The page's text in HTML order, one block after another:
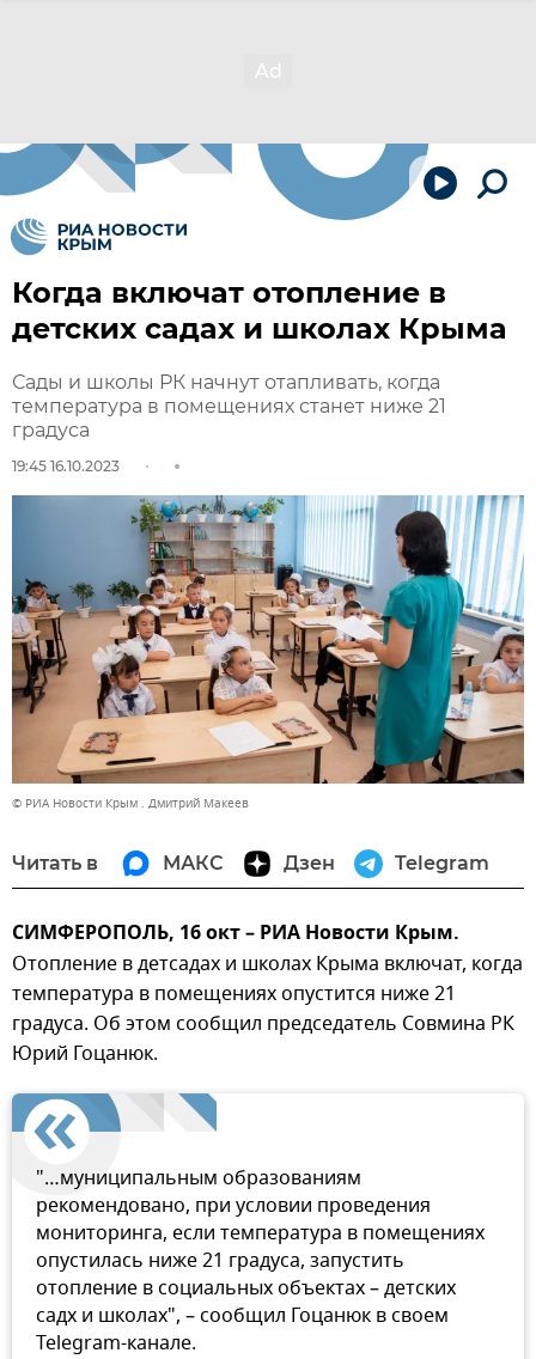
Когда включат отопление в
детских садах и школах Крыма
Сады и школы РК начнут отапливать, когда
температура в помещениях станет ниже 21
градуса
19:45 16.10.2023
© РИА Новости Крым . Дмитрий Макеев
Читать в МАКС Дзен Telegram
СИМФЕРОПОЛЬ, 16 окт – РИА Новости Крым.
Отопление в детсадах и школах Крыма включат, когда
температура в помещениях опустится ниже 21
градуса. Об этом сообщил председатель Совмина РК
Юрий Гоцанюк.
"…муниципальным образованиям
рекомендовано, при условии проведения
мониторинга, если температура в помещениях
опустилась ниже 21 градуса, запустить
отопление в социальных объектах – детских
садх и школах", – сообщил Гоцанюк в своем
Telegram-канале.